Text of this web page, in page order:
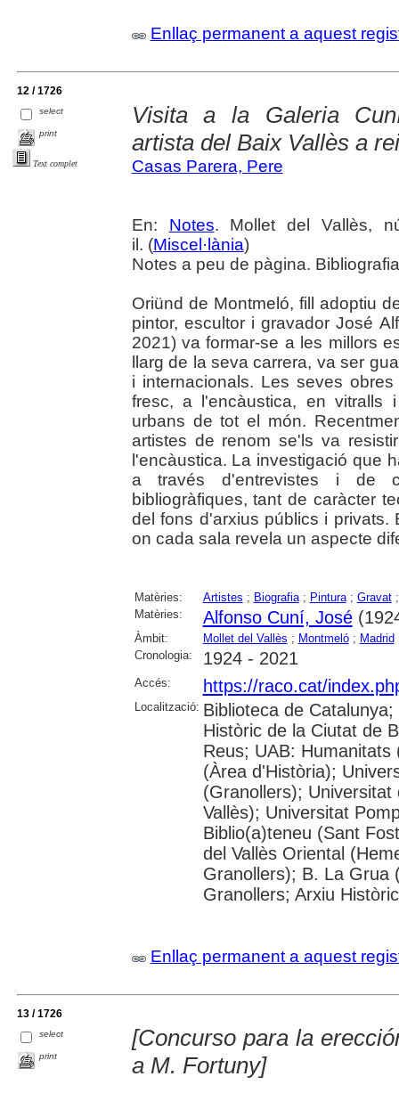
Enllaç permanent a aquest
12 / 1726
select
print
Text complet
Visita a la Galeria
artista del Baix Vallès a
Casas Parera, Pere
En: Notes. Mollet del Vallès,
il. (Miscel·lània)
Notes a peu de pàgina.
Oriünd de Montmeló, fill adoptiu
pintor, escultor i gravador José
2021) va formar-se a les millors
llarg de la seva carrera, va ser
i internacionals. Les seves
fresc, a l'encàustica, en vitralls
urbans de tot el món.
artistes de renom se'ls va
l'encàustica. La investigació que
a través d'entrevistes i de
bibliogràfiques, tant de caràcter
del fons d'arxius públics i
on cada sala revela un aspecte
Matèries: Artistes ; Biografia; Pintura; Gravat
Matèries:
Alfonso Cuní, José
Àmbit: Mollet del Vallès ; Montmeló; Madrid
Cronologia:
1924 - 2021
Accés: https://raco.cat/
Localització: Biblioteca de
Històric de la Ciutat de
Reus; UAB:
(Àrea d'Història);
(Granollers);
Vallès); Universitat
Biblio(a)teneu (Sant
del Vallès Oriental
Granollers); B. La Grua
Granollers; Arxiu
Enllaç permanent a aquest
13 / 1726
select
print
[Concurso para la
a M. Fortuny]